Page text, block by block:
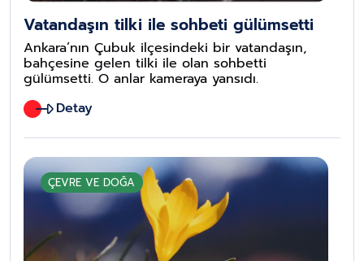
Vatandaşın tilki ile sohbeti gülümsetti
Ankara’nın Çubuk ilçesindeki bir vatandaşın,
bahçesine gelen tilki ile olan sohbetti
gülümsetti. O anlar kameraya yansıdı.
Detay
ÇEVRE VE DOĞA